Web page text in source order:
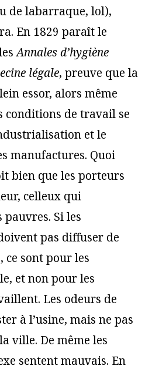
de labarraque, lol),
En 1829 paraît le
Annales d’hygiène
légale, preuve que la
essor, alors même
conditions de travail se
et le
manufactures. Quoi
bien que les porteurs
celleux qui
Si les
pas diffuser de
ce sont pour les
et non pour les
Les odeurs de
à l’usine, mais ne pas
ville. De même les
sentent mauvais. En